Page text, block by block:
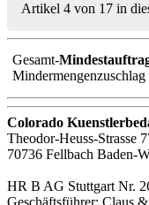
Artikel 4 von 17 in
Gesamt-
Mindermengenzuschlag
Colorado
Theodor-Heuss-Strasse
70736 Fellbach Baden-
HR B AG Stuttgart Nr.
Geschäftsführer: Claus